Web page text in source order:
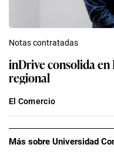
Notas contratadas
inDrive consolida
regional
El Comercio
Más sobre Universidad